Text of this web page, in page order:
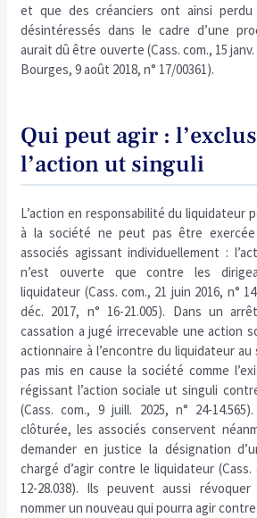
et que des créanciers ont ainsi perdu
désintéressés dans le cadre d’une
aurait dû être ouverte (Cass. com., 15 janv.
Bourges, 9 août 2018, n° 17/00361).
Qui peut agir :
l’action ut singuli
L’action en responsabilité du liquidateur
à la société ne peut pas être
associés agissant individuellement :
n’est ouverte que contre les
liquidateur (Cass. com., 21 juin 2016, n°
déc. 2017, n° 16-21.005). Dans un
cassation a jugé irrecevable une action
actionnaire à l’encontre du liquidateur au
pas mis en cause la société comme
régissant l’action sociale ut singuli
(Cass. com., 9 juill. 2025, n° 24-
clôturée, les associés conservent
demander en justice la désignation
chargé d’agir contre le liquidateur (Cass.
12-28.038). Ils peuvent aussi
nommer un nouveau qui pourra agir contre